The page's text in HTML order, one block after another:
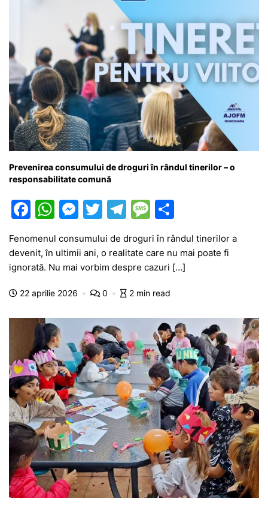
Prevenirea consumului de droguri în rândul tinerilor – o
responsabilitate comună
F
c
e
b
o
o
k
W
at
s
A
p
M
s
s
e
g
er
T
w
itt
er
T
e
gr
a
m
M
e
s
s
a
g
e
ta
je
ă
Fenomenul consumului de droguri în rândul tinerilor a
devenit, în ultimii ani, o realitate care nu mai poate fi
ignorată. Nu mai vorbim despre cazuri […]
22 aprilie 2026 0 2 min read